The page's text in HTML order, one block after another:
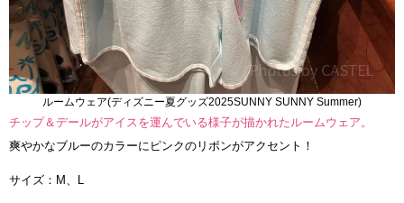
ルームウェア(ディズニー夏グッズ2025SUNNY SUNNY Summer)
チップ＆デールがアイスを運んでいる様子が描かれたルームウェア。
爽やかなブルーのカラーにピンクのリボンがアクセント！
サイズ：M、L